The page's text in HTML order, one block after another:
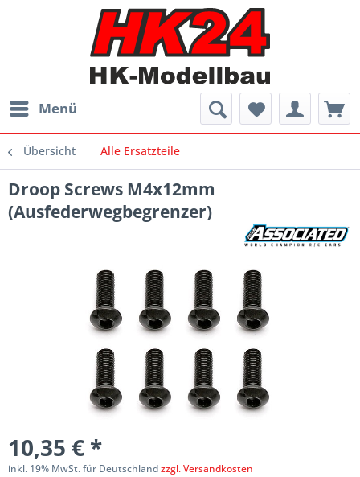
Menü
Übersicht Alle Ersatzteile
Droop Screws M4x12mm
(Ausfederwegbegrenzer)
10,35 € *
inkl. 19% MwSt. für Deutschlandzzgl. Versandkosten